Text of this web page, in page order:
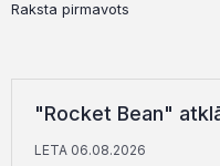
Raksta pirmavots
"Rocket Bean"
LETA 06.08.2026